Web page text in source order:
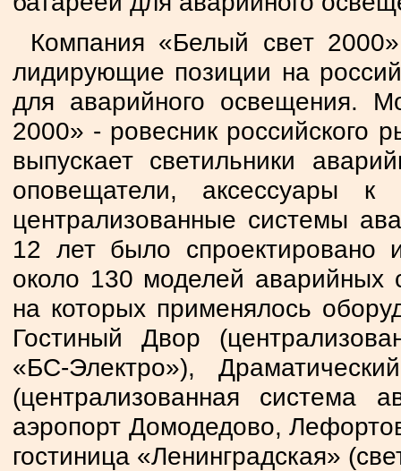
Компания «Белый свет
лидирующие позиции на
для аварийного освещения.
2000» - ровесник российского
выпускает светильники
оповещатели, аксессуары
централизованные системы
12 лет было спроектировано
около 130 моделей аварийных
на которых применялось
Гостиный Двор
«БС-Электро»),
(централизованная система
аэропорт Домодедово,
гостиница «Ленинградская»